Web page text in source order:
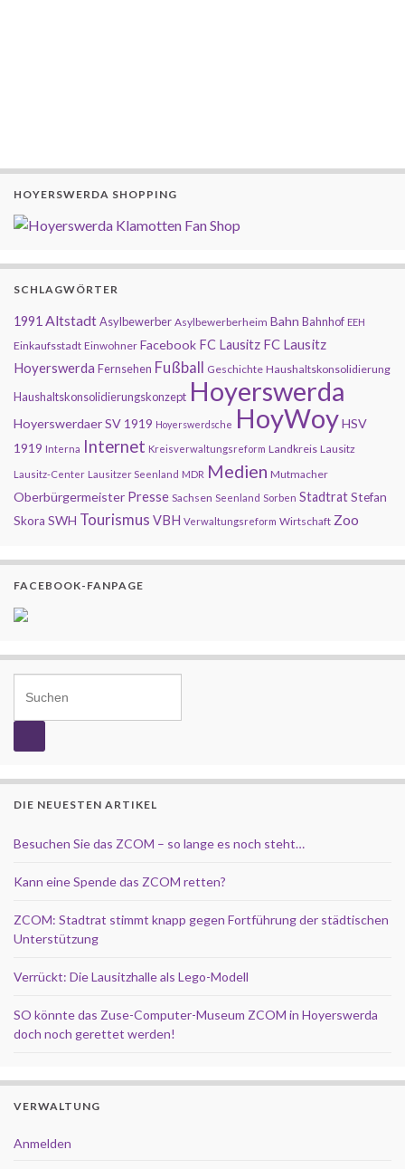
HOYERSWERDA SHOPPING
SCHLAGWÖRTER
1991 AltstadtAsylbewerber Asylbewerberheim Bahn Bahnhof EEH
Einkaufsstadt Einwohner Facebook FC Lausitz FC Lausitz
Hoyerswerda Fernsehen Fußball Geschichte Haushaltskonsolidierung
Haushaltskonsolidierungskonzept Hoyerswerda
Hoyerswerdaer SV 1919 Hoyerswerdsche HoyWoyHSV
1919 Interna Internet Kreisverwaltungsreform Landkreis Lausitz
Lausitz-Center Lausitzer Seenland MDR Medien Mutmacher
Oberbürgermeister Presse Sachsen Seenland Sorben StadtratStefan
Skora SWH Tourismus VBH Verwaltungsreform Wirtschaft Zoo
FACEBOOK-FANPAGE
DIE NEUESTEN ARTIKEL
Besuchen Sie das ZCOM – so lange es noch steht…
Kann eine Spende das ZCOM retten?
ZCOM: Stadtrat stimmt knapp gegen Fortführung der städtischen
Unterstützung
Verrückt: Die Lausitzhalle als Lego-Modell
SO könnte das Zuse-Computer-Museum ZCOM in Hoyerswerda
doch noch gerettet werden!
VERWALTUNG
Anmelden